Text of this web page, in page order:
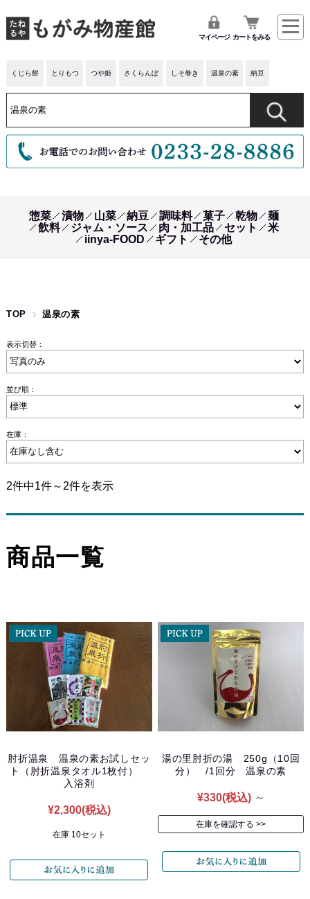
くじら餅 とりもつ つや姫 さくらんぼ しそ巻き 温泉の素 納豆
マイページ カートをみる
惣菜 漬物 山菜 納豆 調味料 菓子 乾物
麺
飲料
ジャム・ソース 肉・加工品 セット
米
iinya-FOOD
ギフト その他
TOP 温泉の素
表示切替：
並び順：
在庫：
2件中1件～2件を表示
商品一覧
肘折温泉 温泉の素お試しセッ
ト（肘折温泉タオル1枚付）
入浴剤
¥2,300(税込)
在庫 10セット
湯の里肘折の湯 250g（10回
分） /1回分 温泉の素
¥330(税込) ～
在庫を確認する